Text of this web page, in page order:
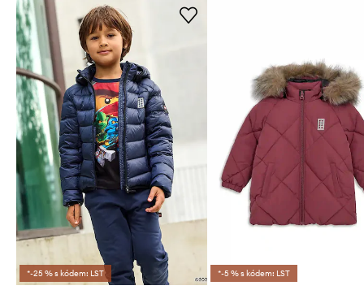
*-25 % s kódem: LST *-5 % s kódem: LST